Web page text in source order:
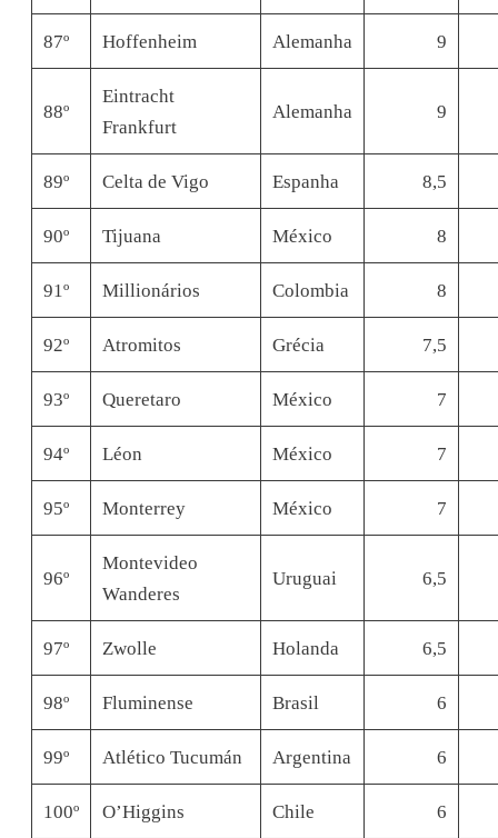
87º Hoffenheim Alemanha 9
88º
Eintracht
Frankfurt
Alemanha 9
89º Celta de Vigo Espanha 8,5
90º Tijuana México 8
91º Millionários Colombia 8
92º Atromitos Grécia 7,5
93º Queretaro México 7
94º Léon México 7
95º Monterrey México 7
96º
Montevideo
Wanderes
Uruguai 6,5
97º Zwolle Holanda 6,5
98º Fluminense Brasil 6
99º Atlético Tucumán Argentina 6
100º O’Higgins Chile 6